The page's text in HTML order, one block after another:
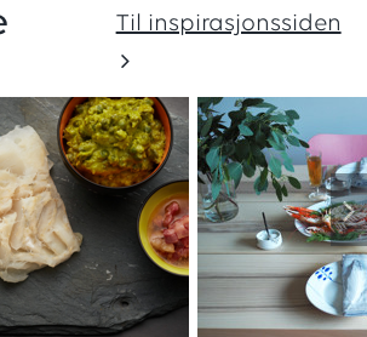
Til inspirasjonssiden